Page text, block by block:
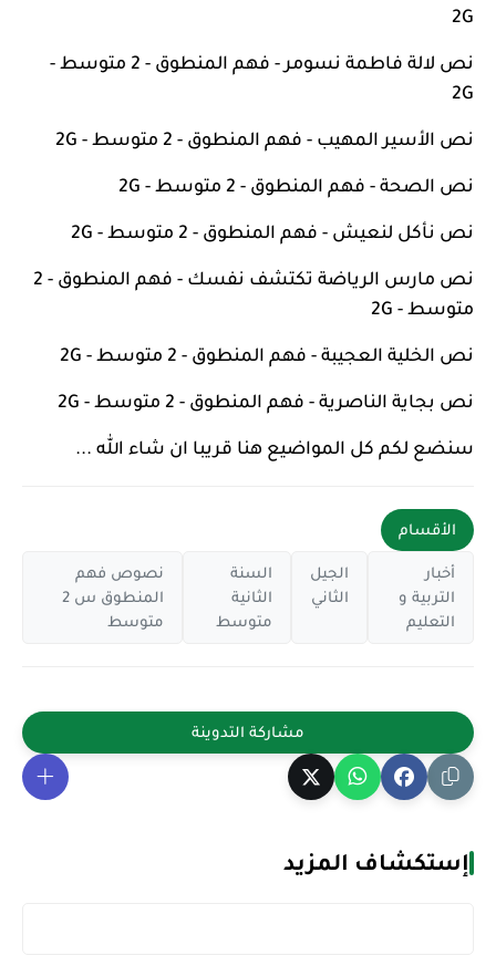
2G
نص لالة فاطمة نسومر - فهم المنطوق - 2 متوسط -
2G
نص الأسير المهيب - فهم المنطوق - 2 متوسط - 2G
نص الصحة - فهم المنطوق - 2 متوسط - 2G
نص نأكل لنعيش - فهم المنطوق - 2 متوسط - 2G
نص مارس الرياضة تكتشف نفسك - فهم المنطوق - 2
متوسط - 2G
نص الخلية العجيبة - فهم المنطوق - 2 متوسط - 2G
نص بجاية الناصرية - فهم المنطوق - 2 متوسط - 2G
سنضع لكم كل المواضيع هنا قريبا ان شاء الله ...
الأقسام
أخبار
التربية و
التعليم
الجيل
الثاني
السنة
الثانية
متوسط
نصوص فهم
المنطوق س 2
متوسط
إستكشاف المزيد